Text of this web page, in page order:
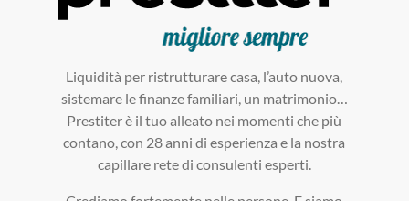
Liquidità per ristrutturare casa, l’auto nuova,
sistemare le finanze familiari, un matrimonio…
Prestiter è il tuo alleato nei momenti che più
contano, con 28 anni di esperienza e la nostra
capillare rete di consulenti esperti.